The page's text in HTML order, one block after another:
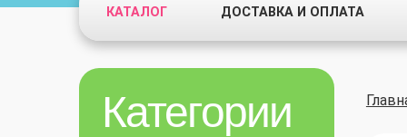
КАТАЛОГ ДОСТАВКА И ОПЛАТА
Категории